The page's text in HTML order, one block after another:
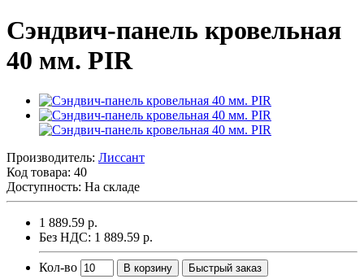
Сэндвич-панель кровельная
40 мм. PIR
Производитель: Лиссант
Код товара: 40
Доступность: На складе
1 889.59 р.
Без НДС: 1 889.59 р.
Кол-во В корзину Быстрый заказ